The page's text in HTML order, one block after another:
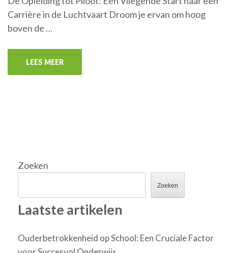
Carrière in de Luchtvaart Droom je ervan om hoog
boven de …
LEES MEER
Zoeken
Zoeken
Laatste artikelen
Ouderbetrokkenheid op School: Een Cruciale Factor